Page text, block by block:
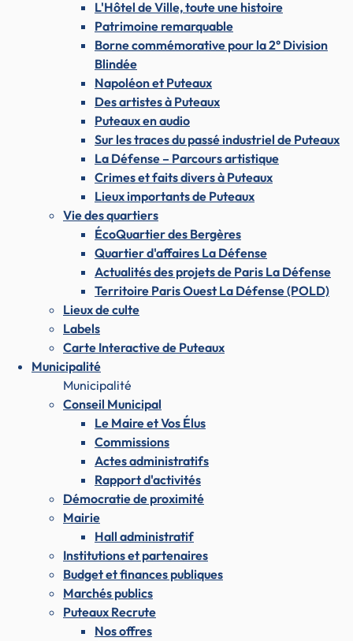
L'Hôtel de Ville, toute une histoire
Patrimoine remarquable
Borne commémorative pour la 2° Division
Blindée
Napoléon et Puteaux
Des artistes à Puteaux
Puteaux en audio
Sur les traces du passé industriel de Puteaux
La Défense – Parcours artistique
Crimes et faits divers à Puteaux
Lieux importants de Puteaux
Vie des quartiers
ÉcoQuartier des Bergères
Quartier d'affaires La Défense
Actualités des projets de Paris La Défense
Territoire Paris Ouest La Défense (POLD)
Lieux de culte
Labels
Carte Interactive de Puteaux
Municipalité
Municipalité
Conseil Municipal
Le Maire et Vos Élus
Commissions
Actes administratifs
Rapport d'activités
Démocratie de proximité
Mairie
Hall administratif
Institutions et partenaires
Budget et finances publiques
Marchés publics
Puteaux Recrute
Nos offres